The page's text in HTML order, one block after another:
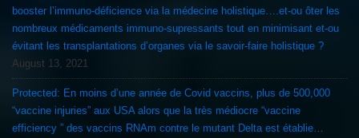
booster l’immuno-déficience via la médecine holistique….et-ou ôter les
nombreux médicaments immuno-supressants tout en minimisant et-ou
évitant les transplantations d’organes via le savoir-faire holistique ?
August 13, 2021
Protected: En moins d’une année de Covid vaccins, plus de 500,000
“vaccine injuries” aux USA alors que la très médiocre “vaccine
efficiency ” des vaccins RNAm contre le mutant Delta est établie…